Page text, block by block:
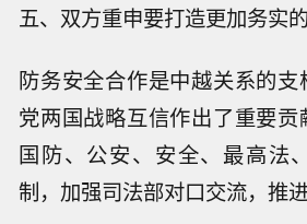
五、双方重申要打造更加务实
防务安全合作是中越关系的
党两国战略互信作出了重要
国防、公安、安全、最高法
制，加强司法部对口交流，推